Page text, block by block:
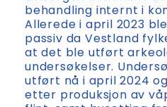
behandling internt i
Allerede i april 2023
passiv da Vestland
at det ble utført
undersøkelser.
utført nå i april 2024
etter produksjon av